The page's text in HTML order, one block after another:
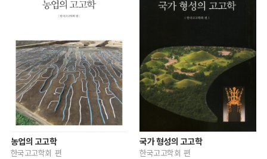
농업의 고고학
한국고고학회 편
국가 형성의 고고학
한국고고학회 편